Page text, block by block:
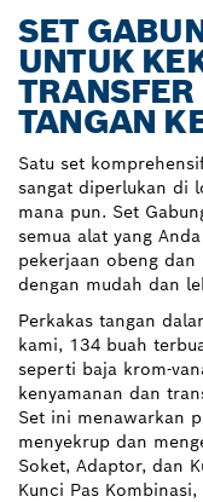
SET
UNTUK
TANGAN
Satu set
sangat diperlukan di
mana pun. Set
semua alat yang
pekerjaan obeng dan
dengan mudah dan
Perkakas tangan
kami, 134 buah
seperti baja krom-
kenyamanan dan
Set ini menawarkan
menyekrup dan
Soket, Adaptor, dan
Kunci Pas